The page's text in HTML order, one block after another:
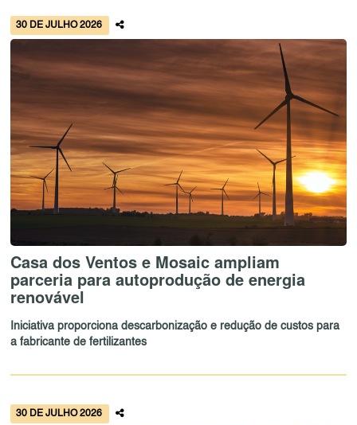
30 DE JULHO 2026
Casa dos Ventos e Mosaic ampliam
parceria para autoprodução de energia
renovável
Iniciativa proporciona descarbonização e redução de custos para
a fabricante de fertilizantes
30 DE JULHO 2026